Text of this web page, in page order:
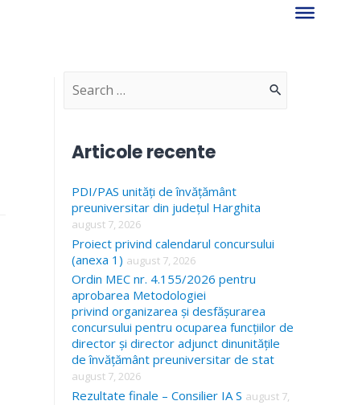
S
c
h
f
o
r
:
Articole recente
PDI/PAS unități de învățământ
preuniversitar din județul Harghita
august 7, 2026
Proiect privind calendarul concursului
(anexa 1) august 7, 2026
Ordin MEC nr. 4.155/2026 pentru
aprobarea Metodologiei
privind organizarea și desfășurarea
concursului pentru ocuparea funcțiilor de
director și director adjunct dinunitățile
de învățământ preuniversitar de stat
august 7, 2026
Rezultate finale – Consilier IA S august 7,